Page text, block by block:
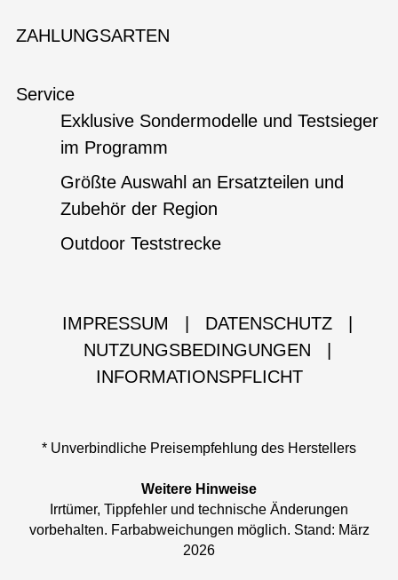
ZAHLUNGSARTEN
Service
Exklusive Sondermodelle und Testsieger
im Programm
Größte Auswahl an Ersatzteilen und
Zubehör der Region
Outdoor Teststrecke
IMPRESSUM DATENSCHUTZ
NUTZUNGSBEDINGUNGEN
INFORMATIONSPFLICHT
* Unverbindliche Preisempfehlung des Herstellers
Weitere Hinweise
Irrtümer, Tippfehler und technische Änderungen
vorbehalten. Farbabweichungen möglich. Stand: März
2026